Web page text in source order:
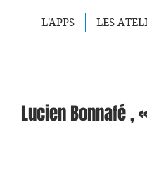
L'APPS LES
Lucien Bonnafé ,